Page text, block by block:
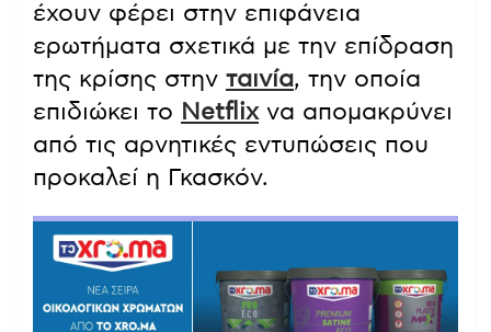
έχουν φέρει στην επιφάνεια
ερωτήματα σχετικά με την επίδραση
της κρίσης στην ταινία, την οποία
επιδιώκει το Netflixνα απομακρύνει
από τις αρνητικές εντυπώσεις που
προκαλεί η Γκασκόν.